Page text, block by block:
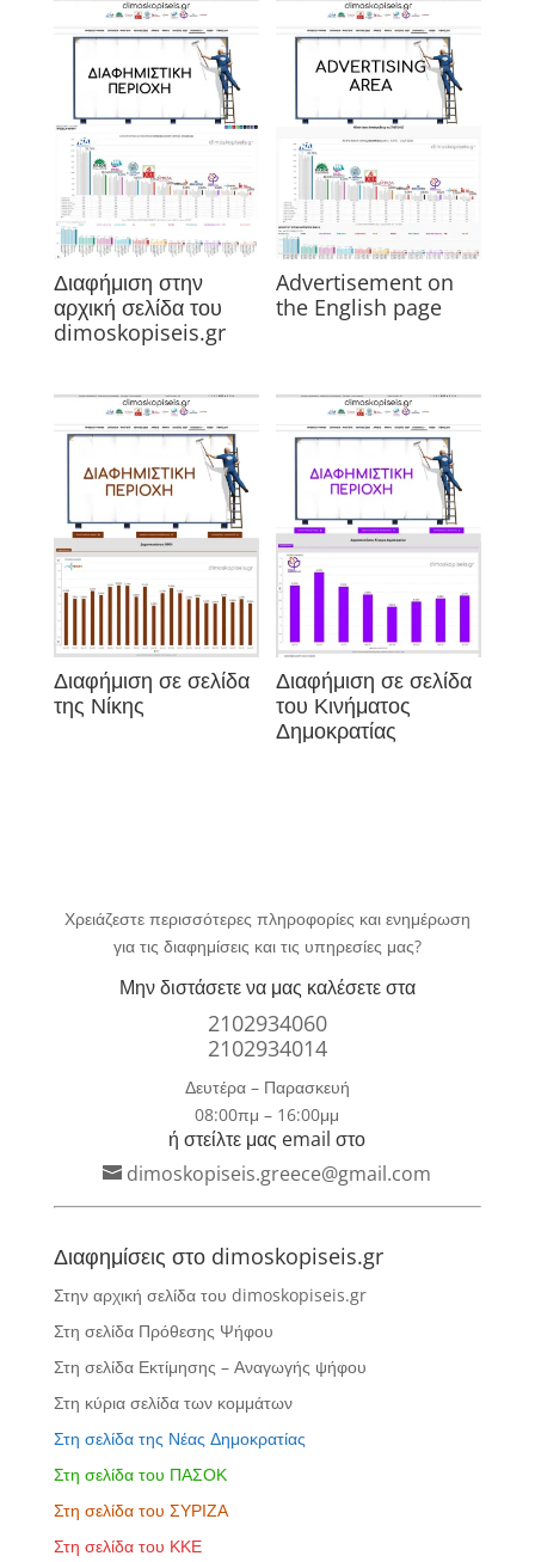
Διαφήμιση στην
αρχική σελίδα του
dimoskopiseis.gr
Advertisement on
the English page
Διαφήμιση σε σελίδα
της Νίκης
Διαφήμιση σε σελίδα
του Κινήματος
Δημοκρατίας
Χρειάζεστε περισσότερες πληροφορίες και ενημέρωση
για τις διαφημίσεις και τις υπηρεσίες μας?
Μην διστάσετε να μας καλέσετε στα
2102934060
2102934014
Δευτέρα – Παρασκευή
08:00πμ – 16:00μμ
ή στείλτε μας email στο
dimoskopiseis.greece@gmail.com
Διαφημίσεις στο dimoskopiseis.gr
Στην αρχική σελίδα του dimoskopiseis.gr
Στη σελίδα Πρόθεσης Ψήφου
Στη σελίδα Εκτίμησης – Αναγωγής ψήφου
Στη κύρια σελίδα των κομμάτων
Στη σελίδα της Νέας Δημοκρατίας
Στη σελίδα του ΠΑΣΟΚ
Στη σελίδα του ΣΥΡΙΖΑ
Στη σελίδα του ΚΚΕ